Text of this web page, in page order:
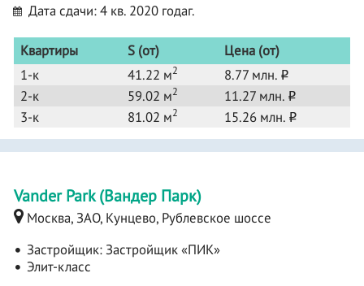
Дата сдачи: 4 кв. 2020 годаг.
Квартиры S (от)
Цена (от)
1-к
41.22 м2 8.77 млн. o
2-к 59.02 м2 11.27 млн. o
3-к 81.02 м2 15.26 млн. o
Vander Park (Вандер Парк)
Москва, ЗАО, Кунцево, Рублевское шоссе
Застройщик:Застройщик «ПИК»
Элит-класс